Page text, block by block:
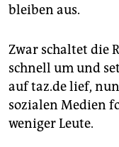
bleiben aus.
Zwar schaltet die
schnell um und
auf taz.de lief,
sozialen Medien
weniger Leute.